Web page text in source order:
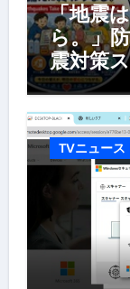
「地震
ら。」
震対策
TVニュース